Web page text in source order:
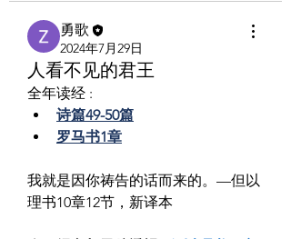
勇歌
2024年7月29日
人看不见的君王
全年读经 :
诗篇49-50篇
罗马书1章
我就是因你祷告的话而来的。—但以
理书10章12节，新译本